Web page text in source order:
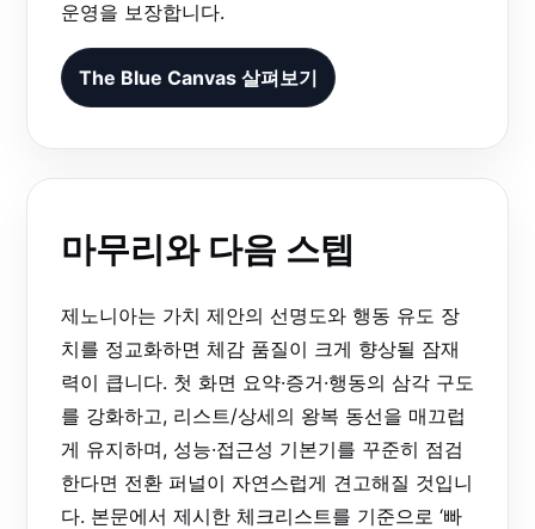
운영을 보장합니다.
The Blue Canvas 살펴보기
마무리와 다음 스텝
제노니아는 가치 제안의 선명도와 행동 유도 장
치를 정교화하면 체감 품질이 크게 향상될 잠재
력이 큽니다. 첫 화면 요약·증거·행동의 삼각 구도
를 강화하고, 리스트/상세의 왕복 동선을 매끄럽
게 유지하며, 성능·접근성 기본기를 꾸준히 점검
한다면 전환 퍼널이 자연스럽게 견고해질 것입니
다. 본문에서 제시한 체크리스트를 기준으로 ‘빠